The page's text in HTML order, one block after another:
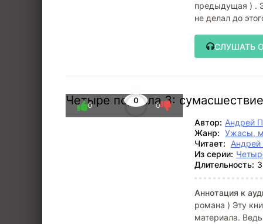
предыдущая ) .
не делал до
СЛУШАТЬ
Четыре подвала 3: сумасшествие
0
0 0
Автор: Андрей
Жанр: Ужасы,
Читает:
Андрей
Из серии:
Длительность:
Аннотация к
романа ) Эту
материала.